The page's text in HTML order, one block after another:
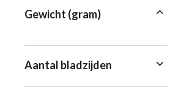
Gewicht (gram)
Aantal bladzijden